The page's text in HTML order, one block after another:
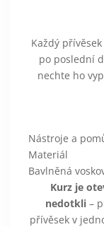
Každý
po poslední
nechte ho
Nástroje a
Materiál
Bavlněná
Kurz je
nedotkli–
přívěsek v